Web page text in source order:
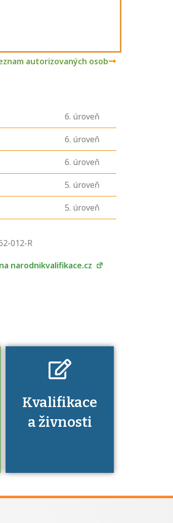
autorizovaných osob
6. úroveň
6. úroveň
6. úroveň
5. úroveň
5. úroveň
012-R
narodnikvalifikace.cz
Kvalifikace
a živnosti
určitá kvalifikace.